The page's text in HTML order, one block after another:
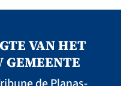
VAN HET
GEMEENTE